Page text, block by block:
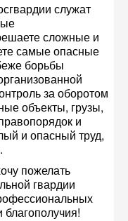
служат
сложные и
самые опасные
борьбы
за оборотом
объекты, грузы,
и
и опасный труд,
пожелать
гвардии